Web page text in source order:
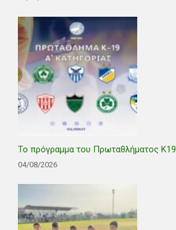
Το πρόγραμμα του Πρωταθλήματος Κ19
04/08/2026